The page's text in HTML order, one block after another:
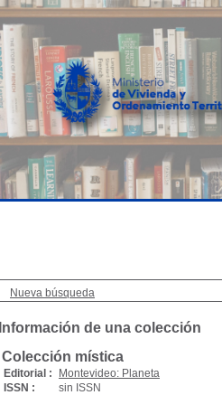
Nueva búsqueda
Información de una colección
Colección mística
Editorial :
Montevideo: Planeta
ISSN :
sin ISSN